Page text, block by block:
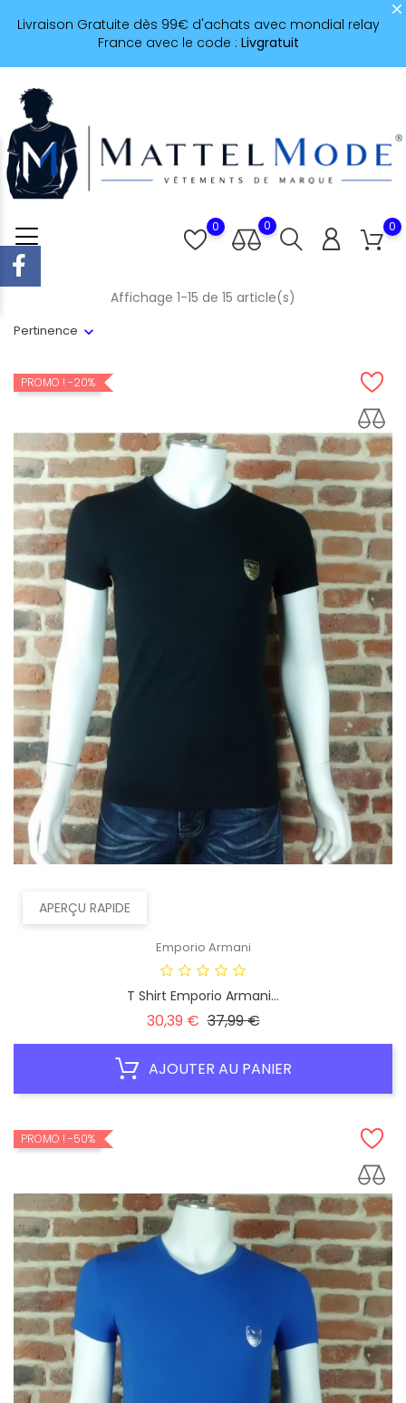
Livraison Gratuite dès 99€ d'achats avec mondial relay
France avec le code : Livgratuit
0
0
0
Pertinence
Affichage 1-15 de 15 article(s)
APERÇU RAPIDE
PROMO ! -20%
Emporio Armani
T Shirt Emporio Armani...
30,39 € Prix
37,99 €Prix
AJOUTER AU PANIER
PROMO ! -50%